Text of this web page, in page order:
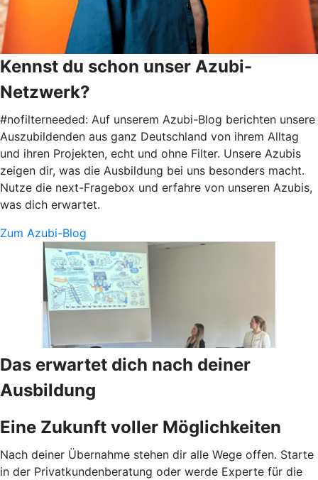
Kennst du schon unser Azubi-
Netzwerk?
#nofilterneeded: Auf unserem Azubi-Blog berichten unsere
Auszubildenden aus ganz Deutschland von ihrem Alltag
und ihren Projekten, echt und ohne Filter. Unsere Azubis
zeigen dir, was die Ausbildung bei uns besonders macht.
Nutze die next-Fragebox und erfahre von unseren Azubis,
was dich erwartet.
Zum Azubi-Blog
Das erwartet dich nach deiner
Ausbildung
Eine Zukunft voller Möglichkeiten
Nach deiner Übernahme stehen dir alle Wege offen. Starte
in der Privatkundenberatung oder werde Experte für die